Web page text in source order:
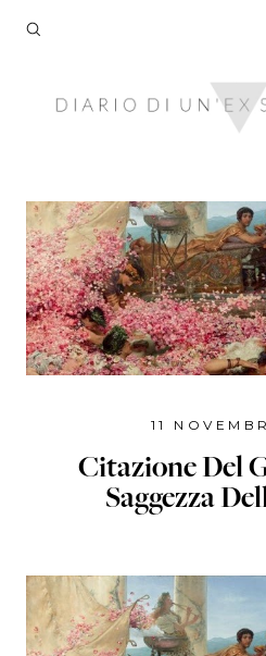
11
Citazione Del
Saggezza